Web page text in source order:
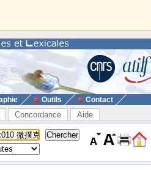
Outils Contact
Concordance Aide